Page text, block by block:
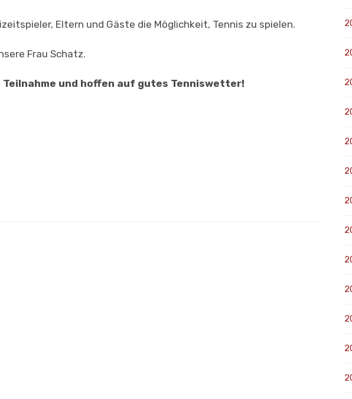
Eltern und Gäste die Möglichkeit, Tennis zu spielen.
Frau Schatz.
Teilnahme und hoffen auf gutes Tenniswetter!